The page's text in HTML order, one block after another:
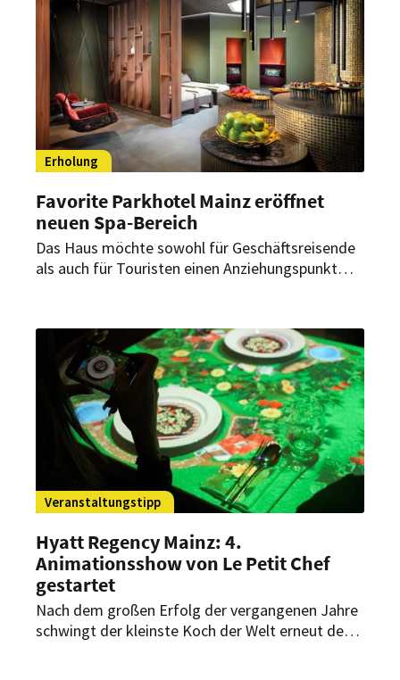
Erholung
Favorite Parkhotel Mainz eröffnet
neuen Spa-Bereich
Das Haus möchte sowohl für Geschäftsreisende
als auch für Touristen einen Anziehungspunkt
Veranstaltungstipp
Hyatt Regency Mainz: 4.
Animationsshow von Le Petit Chef
gestartet
Nach dem großen Erfolg der vergangenen Jahre
schwingt der kleinste Koch der Welt erneut den